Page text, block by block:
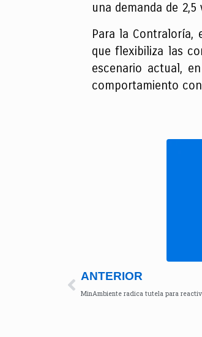
una demanda de
Para la Contraloría,
que flexibiliza las
escenario actual,
comportamiento
ANTERIOR
MinAmbiente radica tutela para